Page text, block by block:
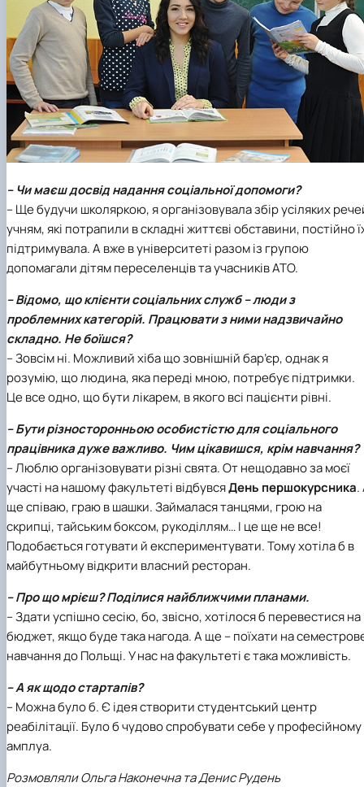
– Чи маєш досвід надання соціальної допомоги?
– Ще будучи школяркою, я організовувала збір усіляких
учням, які потрапили в складні життєві обставини, постійно
підтримувала. А вже в університеті разом із групою
допомагали дітям переселенців та учасників АТО.
– Відомо, що клієнти соціальних служб – люди з
проблемних категорій. Працювати з ними надзвичайно
складно. Не боїшся?
– Зовсім ні. Можливий хіба що зовнішній бар’єр, однак я
розумію, що людина, яка переді мною, потребує підтримки.
Це все одно, що бути лікарем, в якого всі пацієнти рівні.
– Бути різносторонньою особистістю для соціального
працівника дуже важливо. Чим цікавишся, крім навчання?
– Люблю організовувати різні свята. От нещодавно за моєї
участі на нашому факультеті відбувсяДень першокурсника.
ще співаю, граю в шашки. Займалася танцями, грою на
скрипці, тайським боксом, рукоділлям… І це ще не все!
Подобається готувати й експериментувати. Тому хотіла б в
майбутньому відкрити власний ресторан.
– Про що мрієш? Поділися найближчими планами.
– Здати успішно сесію, бо, звісно, хотілося б перевестися на
бюджет, якщо буде така нагода. А ще – поїхати на
навчання до Польщі. У нас на факультеті є така можливість.
– А як щодо стартапів?
– Можна було б. Є ідея створити студентський центр
реабілітації. Було б чудово спробувати себе у професійному
амплуа.
Розмовляли Ольга Наконечна та Денис Рудень